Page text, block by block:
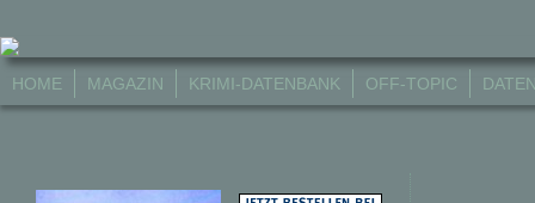
HOME MAGAZIN KRIMI-DATENBANK OFF-TOPIC